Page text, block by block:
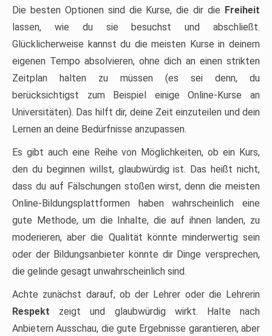
Die besten Optionen sind die Kurse, die dir die Freiheit
lassen, wie du sie besuchst und abschließt.
Glücklicherweise kannst du die meisten Kurse in deinem
eigenen Tempo absolvieren, ohne dich an einen strikten
Zeitplan halten zu müssen (es sei denn, du
berücksichtigst zum Beispiel einige Online-Kurse an
Universitäten). Das hilft dir, deine Zeit einzuteilen und dein
Lernen an deine Bedürfnisse anzupassen.
Es gibt auch eine Reihe von Möglichkeiten, ob ein Kurs,
den du beginnen willst, glaubwürdig ist. Das heißt nicht,
dass du auf Fälschungen stoßen wirst, denn die meisten
Online-Bildungsplattformen haben wahrscheinlich eine
gute Methode, um die Inhalte, die auf ihnen landen, zu
moderieren, aber die Qualität könnte minderwertig sein
oder der Bildungsanbieter könnte dir Dinge versprechen,
die gelinde gesagt unwahrscheinlich sind.
Achte zunächst darauf, ob der Lehrer oder die Lehrerin
Respekt zeigt und glaubwürdig wirkt. Halte nach
Anbietern Ausschau, die gute Ergebnisse garantieren, aber